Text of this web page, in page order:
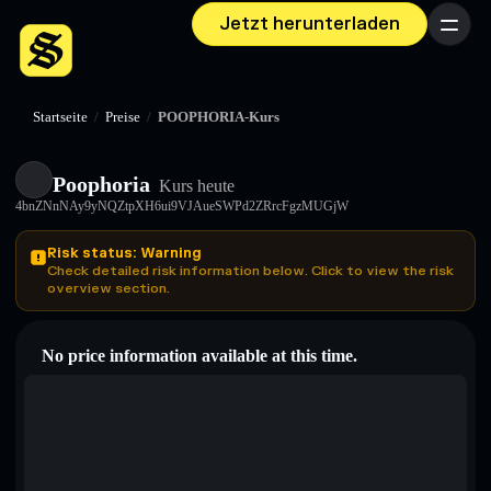
Jetzt herunterladen Menü
Startseite / Preise / POOPHORIA-Kurs
Poophoria Kurs heute
4bnZNnNAy9yNQZtpXH6ui9VJAueSWPd2ZRrcFgzMUGjW
Risk status: Warning
Check detailed risk information below. Click to view the risk
overview section.
No price information available at this time.